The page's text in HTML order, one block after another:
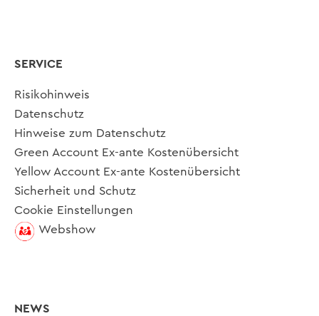
SERVICE
Risikohinweis
Datenschutz
Hinweise zum Datenschutz
Green Account Ex-ante Kostenübersicht
Yellow Account Ex-ante Kostenübersicht
Sicherheit und Schutz
Cookie Einstellungen
Webshow
NEWS